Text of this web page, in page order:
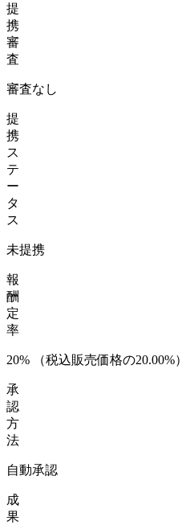
提
携
審
査
審査なし
提
携
ス
テ
ー
タ
ス
未提携
報
酬
定
率
20% （税込販売価格の20.00%）
承
認
方
法
自動承認
成
果